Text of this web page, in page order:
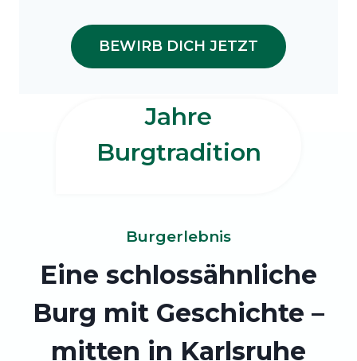
BEWIRB DICH JETZT
Jahre
Burgtradition
Burgerlebnis
Eine schlossähnliche
Burg mit Geschichte –
mitten in Karlsruhe